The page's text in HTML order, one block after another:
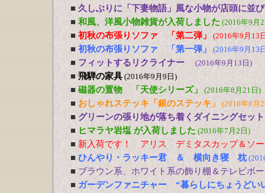
■ 久しぶりに「下妻物語」風な小物が店頭に並
■ 和風、洋風小物雑貨が入荷しました (2016年9月
■ 初秋の布張りソファ 「第二弾」 (2016年9月13
■ 初秋の布張りソファ 「第一弾」 (2016年9月13
■ フィットするリクライナー (2016年9月13日)
■ 飛騨の家具 (2016年9月9日)
■ 磁器の置物 「天使シリーズ」 (2016年8月21日)
■ おしゃれステッキ「銀のステッキ」 (2016年8月
■ グリーンの張り地が落ち着くダイニングセッ
■ ヒマラヤ岩塩 が入荷しました (2016年7月2日)
■ 新入荷です！ アリス デミタスカップ＆ソ
■ ひんやり・ラッキー君 ＆ 横向き寝 枕
■ ブラウン系、ホワイト系の飾り棚＆テレビボ
■ ガーデンファニチャー “暮らしにちょうど